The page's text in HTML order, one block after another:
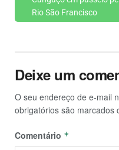
Rio São Francisco
Deixe um
O seu endereço de e-mail
obrigatórios são marcados
Comentário *